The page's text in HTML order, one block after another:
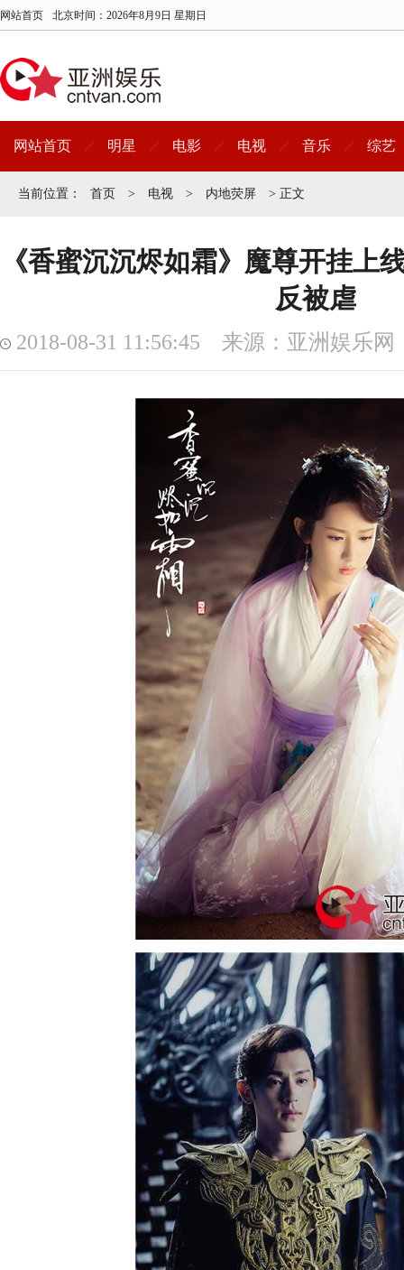
网站首页 北京时间： 2026年8月9日 星期日
网站首页 明星 电影 电视 音乐 综艺
当前位置： 首页 > 电视 > 内地荧屏 > 正文
《香蜜沉沉烬如霜》魔尊开挂上
反被虐
2018-08-31 11:56:45 来源：亚洲娱乐网